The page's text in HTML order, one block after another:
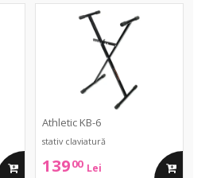
adauga
Athletic KB-6
stativ claviatură
13900 Lei adauga